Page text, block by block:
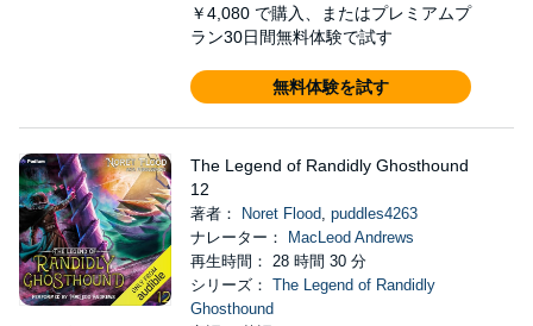
￥4,080 で購入、またはプレミアムプ
ラン30日間無料体験で試す
無料体験を試す
The Legend of Randidly Ghosthound
12
著者： Noret Flood, puddles4263
ナレーター：
MacLeod Andrews
再生時間： 28 時間 30 分
シリーズ： The Legend of Randidly
Ghosthound